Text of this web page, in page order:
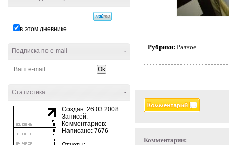
в этом дневнике
-
Подписка по e-mail
-
Статистика
Создан: 26.03.2008
Записей:
Комментариев:
Написано: 7676
Рубрики: Разное
Комментарии: